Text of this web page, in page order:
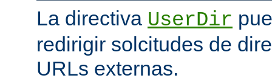
La directiva UserDir
redirigir solcitudes de
URLs externas.